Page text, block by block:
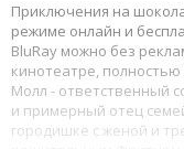
Приключения на
режиме онлайн и
BluRay можно без
кинотеатре,
Молл - ответственный
и примерный отец
городишке с женой и